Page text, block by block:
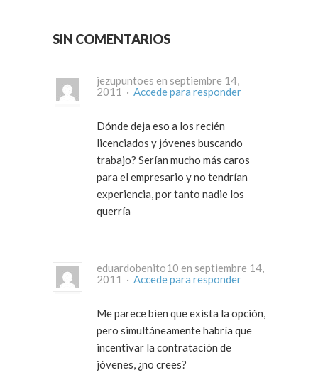
SIN COMENTARIOS
jezupuntoes en septiembre 14,
2011 · Accede para responder
Dónde deja eso a los recién
licenciados y jóvenes buscando
trabajo? Serían mucho más caros
para el empresario y no tendrían
experiencia, por tanto nadie los
querría
eduardobenito10 en septiembre 14,
2011 · Accede para responder
Me parece bien que exista la opción,
pero simultáneamente habría que
incentivar la contratación de
jóvenes, ¿no crees?